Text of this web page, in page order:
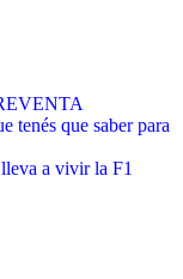
tenés que saber para
a vivir la F1